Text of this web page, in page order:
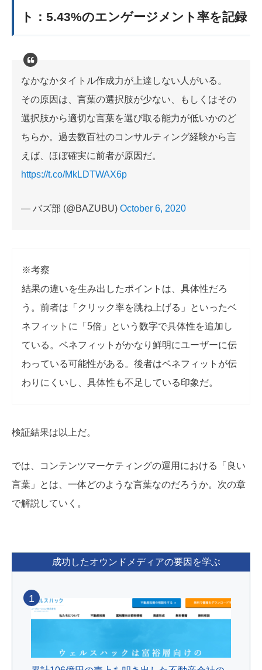
ト：5.43%のエンゲージメント率を記録
なかなかタイトル作成力が上達しない人がいる。
その原因は、言葉の選択肢が少ない、もしくはその
選択肢から適切な言葉を選び取る能力が低いかのど
ちらか。過去数百社のコンサルティング経験から言
えば、ほぼ確実に前者が原因だ。
https://t.co/MkLDTWAX6p
— バズ部 (@BAZUBU) October 6, 2020
※考察
結果の違いを生み出したポイントは、具体性だろ
う。前者は「クリック率を跳ね上げる」といったベ
ネフィットに「5倍」という数字で具体性を追加し
ている。ベネフィットがかなり鮮明にユーザーに伝
わっている可能性がある。後者はベネフィットが伝
わりにくいし、具体性も不足している印象だ。
検証結果は以上だ。
では、コンテンツマーケティングの運用における「良い
言葉」とは、一体どのような言葉なのだろうか。次の章
で解説していく。
成功したオウンドメディアの要因を学ぶ
1